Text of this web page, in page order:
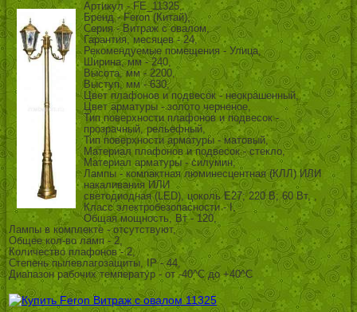
Артикул - FE_11325,
Бренд - Feron (Китай),
Серия - Витраж с овалом,
Гарантия, месяцев - 24,
Рекомендуемые помещения - Улица,
Ширина, мм - 240,
Высота, мм - 2200,
Выступ, мм - 630,
Цвет плафонов и подвесок - неокрашенный,
Цвет арматуры - золото черненое,
Тип поверхности плафонов и подвесок -
прозрачный, рельефный,
Тип поверхности арматуры - матовый,
Материал плафонов и подвесок - стекло,
Материал арматуры - силумин,
Лампы - компактная люминесцентная (КЛЛ) ИЛИ
накаливания ИЛИ
светодиодная (LED), цоколь E27; 220 В; 60 Вт, ,
Класс электробезопасности - I,
Общая мощность, Вт - 120,
Лампы в комплекте - отсутствуют,
Общее кол-во ламп - 2,
Количество плафонов - 2,
Степень пылевлагозащиты, IP - 44,
Диапазон рабочих температур - от -40^C до +40^C